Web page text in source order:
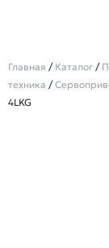
Главная / Каталог /
техника /
4LKG